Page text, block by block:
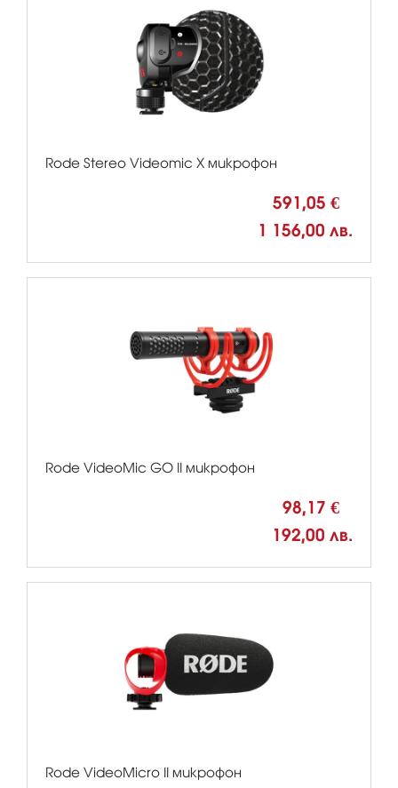
Rode Stereo Videomic X микрофон
591,05 €
1 156,00 лв.
Rode VideoMic GO II микрофон
98,17 €
192,00 лв.
Rode VideoMicro II микрофон